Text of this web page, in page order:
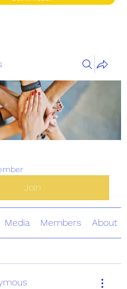
Join
Media Members About